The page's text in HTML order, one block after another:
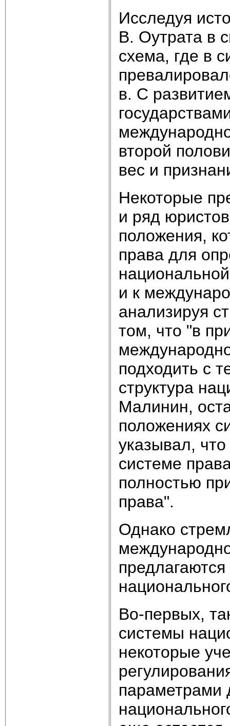
Исследуя
В. Оутрата в
схема, где в
в. С
второй
вес и
Некоторые
и ряд
положения,
права для
и к
анализируя
том, что "в
подходить с
структура
Малинин,
положениях
указывал,
системе
полностью
права".
Однако
Во-первых,
системы
некоторые
параметрами